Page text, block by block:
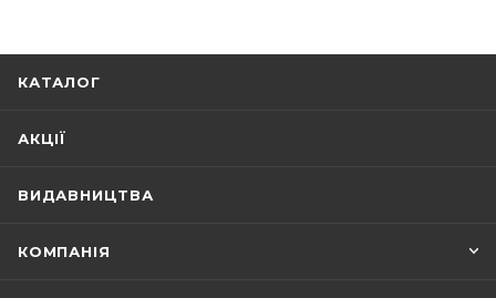
КАТАЛОГ
АКЦІЇ
ВИДАВНИЦТВА
КОМПАНІЯ